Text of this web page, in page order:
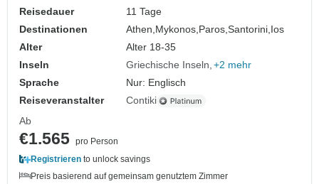
Reisedauer
11 Tage
Destinationen
Athen, Mykonos, Paros,Santorini, Ios
Alter
Alter 18-35
Inseln
Griechische Inseln +2 mehr
Sprache
Nur: Englisch
Reiseveranstalter
Contiki
Ab
€1.565 pro Person
Registrieren to unlock savings
Preis basierend auf gemeinsam genutztem Zimmer